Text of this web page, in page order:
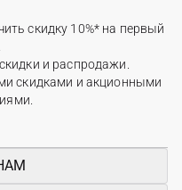
скидку 10%* на первый
и распродажи.
скидками и акционными